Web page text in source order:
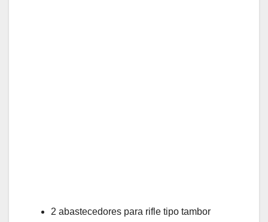
2 abastecedores para rifle tipo tambor